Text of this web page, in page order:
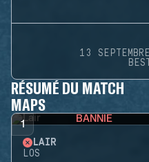
13
RÉSUMÉ DU MATCH
MAPS
1 BANNIE
LAIR
LOS